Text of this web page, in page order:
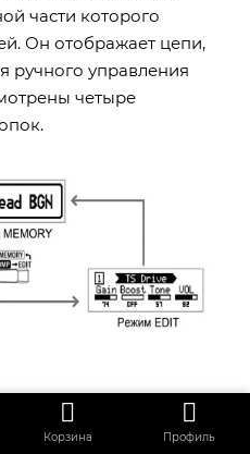
части которого
Он отображает цепи,
ручного управления
четыре
два
работу
Корзина Профиль